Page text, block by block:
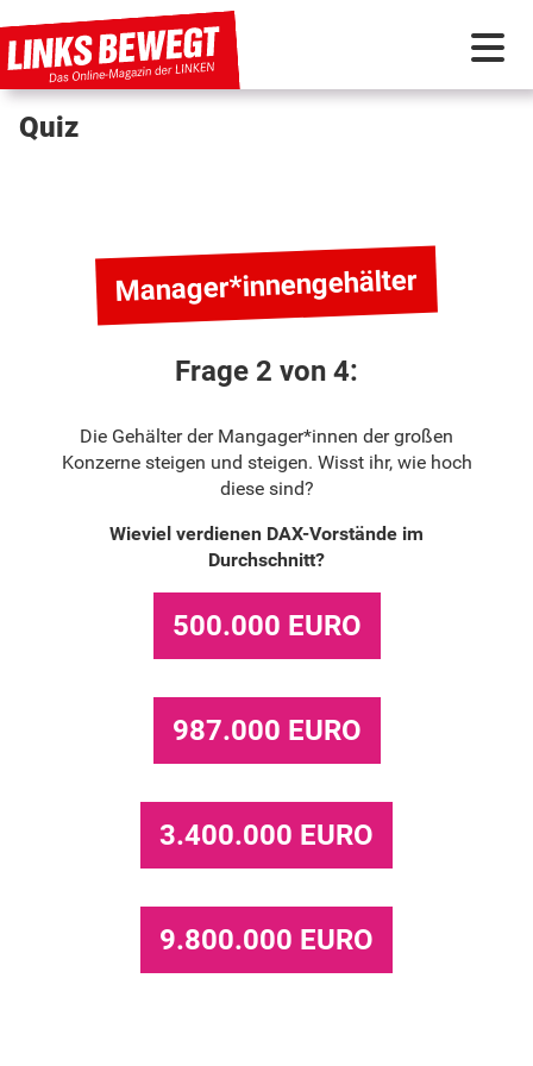
PARTEI IN BEWEGUNG
KUNSTSTOFF
DISKUSSIONSSTOFF
INTERNATIONAL
Quiz
Manager*innengehälter
Frage 2 von 4:
Die Gehälter der Mangager*innen der großen
Konzerne steigen und steigen. Wisst ihr, wie hoch
diese sind?
Wieviel verdienen DAX-Vorstände im
Durchschnitt?
500.000 EURO
987.000 EURO
3.400.000 EURO
9.800.000 EURO